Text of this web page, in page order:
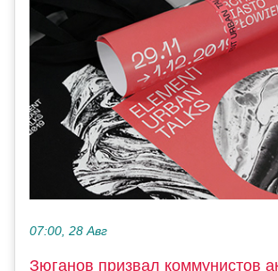
07:00, 28 Авг
Зюганов призвал коммунистов